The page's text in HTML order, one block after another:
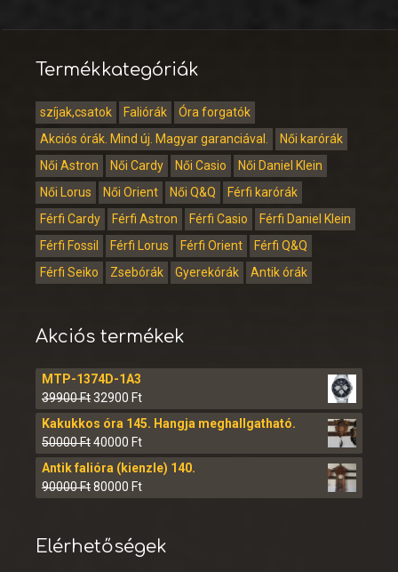
Termékkategóriák
szíjak,csatok Faliórák
Óra forgatók
Akciós órák. Mind új. Magyar garanciával.
Női karórák
Női Astron
Női Cardy Női Casio
Női Daniel Klein
Női Lorus
Női Orient Női Q&Q
Férfi karórák
Férfi Cardy
Férfi Astron Férfi Casio
Férfi Daniel Klein
Férfi Fossil
Férfi Lorus Férfi Orient
Férfi Q&Q
Férfi Seiko
Zsebórák Gyerekórák Antik órák
Akciós termékek
MTP-1374D-1A3
39900Ft32900 Ft
Kakukkos óra 145. Hangja meghallgatható.
50000Ft40000 Ft
Antik falióra (kienzle) 140.
90000Ft80000 Ft
Elérhetőségek